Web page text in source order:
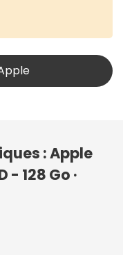
: Apple
- 128 Go ·